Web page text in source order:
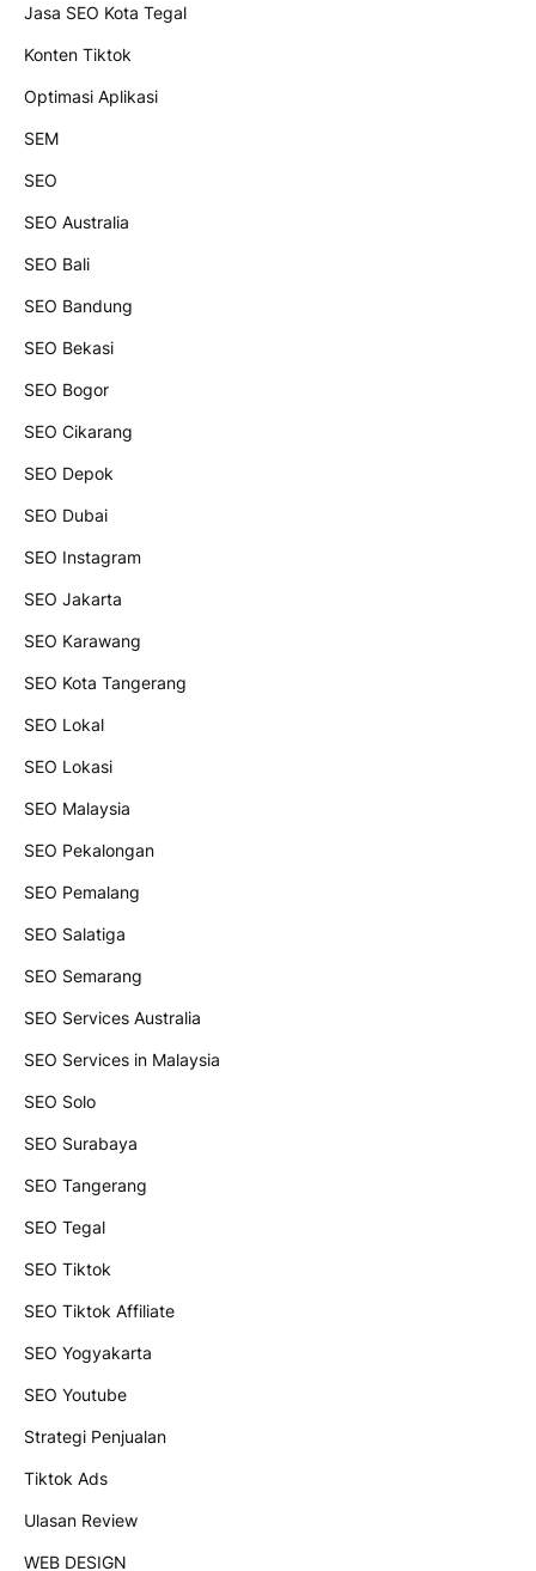
Jasa SEO Kota Tegal
Konten Tiktok
Optimasi Aplikasi
SEM
SEO
SEO Australia
SEO Bali
SEO Bandung
SEO Bekasi
SEO Bogor
SEO Cikarang
SEO Depok
SEO Dubai
SEO Instagram
SEO Jakarta
SEO Karawang
SEO Kota Tangerang
SEO Lokal
SEO Lokasi
SEO Malaysia
SEO Pekalongan
SEO Pemalang
SEO Salatiga
SEO Semarang
SEO Services Australia
SEO Services in Malaysia
SEO Solo
SEO Surabaya
SEO Tangerang
SEO Tegal
SEO Tiktok
SEO Tiktok Affiliate
SEO Yogyakarta
SEO Youtube
Strategi Penjualan
Tiktok Ads
Ulasan Review
WEB DESIGN